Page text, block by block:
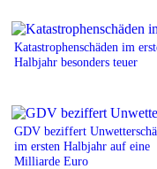
Katastrophenschäden im
Halbjahr besonders teuer
GDV beziffert
im ersten Halbjahr auf eine
Milliarde Euro